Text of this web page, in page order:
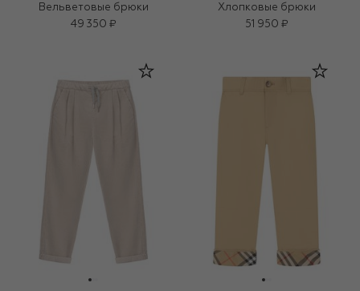
Вельветовые брюки
49 350 ₽
Хлопковые брюки
51 950 ₽